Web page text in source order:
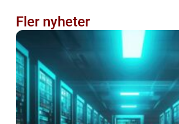
Fler nyheter